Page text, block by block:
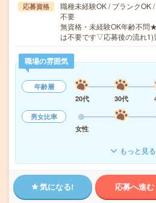
応募資格
職種未経験OK / ブランクOK
不要
無資格・未経験OK年齢不
は不要です▽応募後の流れ
職場の雰囲気
年齢層
20代
30代
男女比率
女性
もっと見る
気になる! 応募へ進む